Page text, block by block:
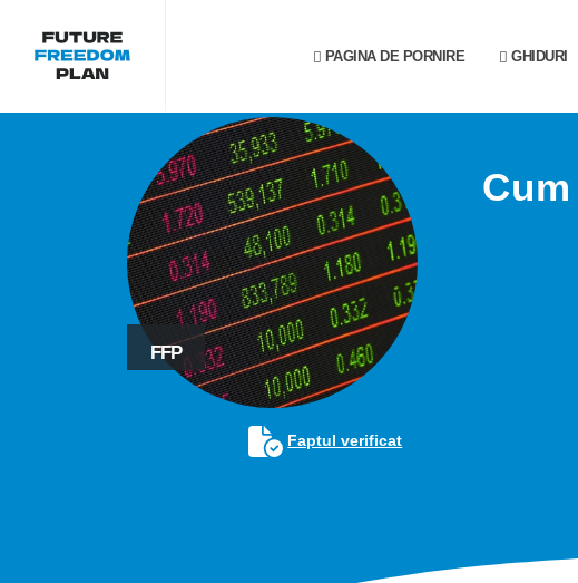
PAGINA DE PORNIRE GHIDURI
FFP
Faptul verificat